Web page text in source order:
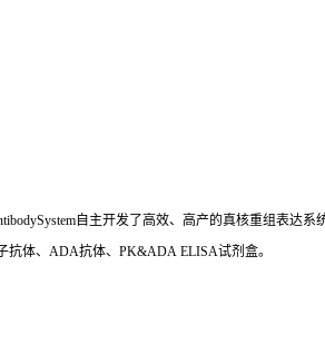
自主开发了高效、高产的真核重组表达
体、ADA抗体、PK&ADA ELISA试剂盒。